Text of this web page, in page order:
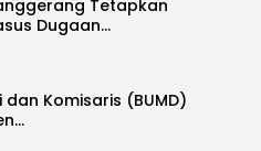
Tetapkan
Dugaan…
dan Komisaris (BUMD)